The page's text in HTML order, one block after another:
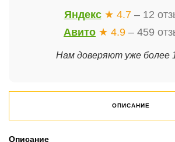
Яндекс ★ 4.7 – 12
Авито ★ 4.9 – 459
Нам доверяют уже более
ОПИСАНИЕ
Описание